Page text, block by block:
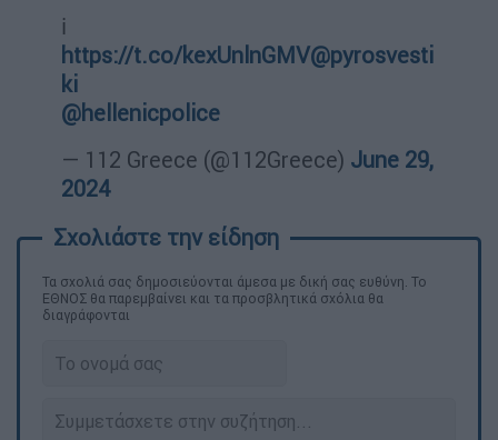
ℹ️
https://t.co/kexUnlnGMV@pyrosvesti
ki
@hellenicpolice
— 112 Greece (@112Greece) June 29,
2024
Τα σχολιά σας δημοσιεύονται άμεσα με δική σας ευθύνη. Το
ΕΘΝΟΣ θα παρεμβαίνει και τα προσβλητικά σχόλια θα
διαγράφονται